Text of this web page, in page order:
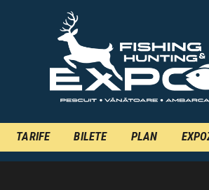
TARIFE BILETE PLAN
INSCRIERE
TARIFE
PLAN
EXPOZANTI